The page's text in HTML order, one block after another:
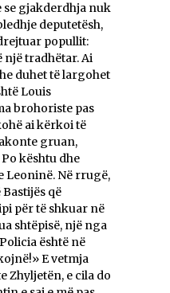
se gjakderdhja nuk
deputetësh,
popullit:
një tradhëtar. Ai
duhet të largohet
Louis
brohoriste pas
ai kërkoi të
gruan,
kështu dhe
Leoninë. Në rrugë,
që
për të shkuar në
shtëpisë, një nga
është në
E vetmja
Zhyljetën, e cila do